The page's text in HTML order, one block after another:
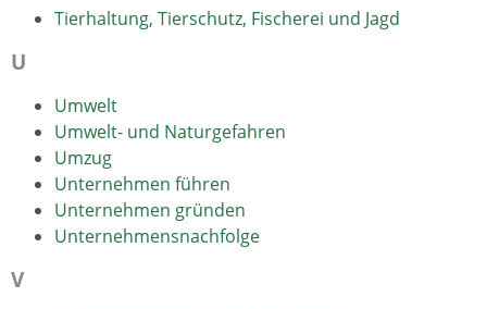
Tierhaltung, Tierschutz, Fischerei und Jagd
U
Umwelt
Umwelt- und Naturgefahren
Umzug
Unternehmen führen
Unternehmen gründen
Unternehmensnachfolge
V